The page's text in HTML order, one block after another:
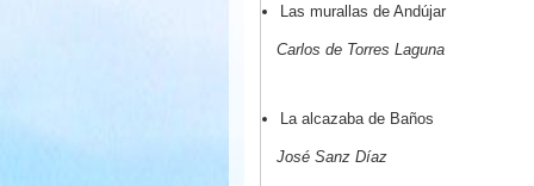
Las murallas de Andújar
Carlos de Torres Laguna
La alcazaba de Baños
José Sanz Díaz